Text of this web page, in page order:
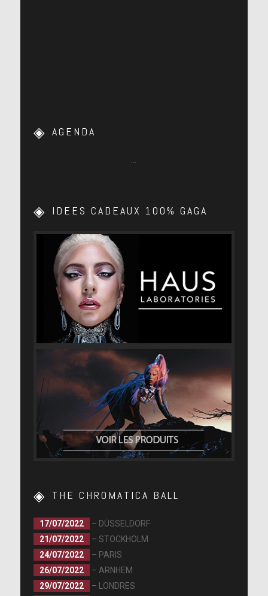
AGENDA
IDEES CADEAUX 100% GAGA
THE CHROMATICA BALL
17/07/2022
– DÜSSELDORF
21/07/2022
– STOCKHOLM
24/07/2022
– PARIS
26/07/2022
– ARNHEM
29/07/2022
– LONDRES